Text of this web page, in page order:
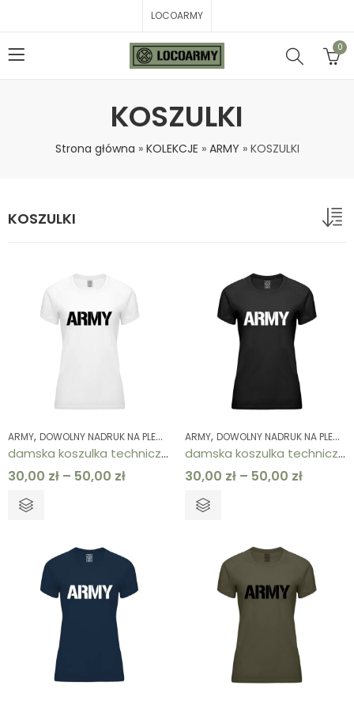
LOCOARMY
0
KOSZULKI
Strona główna » KOLEKCJE » ARMY » KOSZULKI
KOSZULKI
ARMY, DOWOLNY NADRUK NA PLECACH ,KOLEKCJE,KOSZULKI,KOSZULKI,
damska koszulka techniczna biała ARMY
30,00 zł – 50,00 zł
ARMY, DOWOLNY NADRUK NA PLECACH
damska koszulka techniczna czarna ARMY
30,00 zł – 50,00 zł